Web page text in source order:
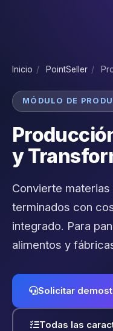
Inicio / PointSeller /
MÓDULO DE
y
Convierte
terminados con
integrado. Para
alimentos y
Solicitar
Todas las